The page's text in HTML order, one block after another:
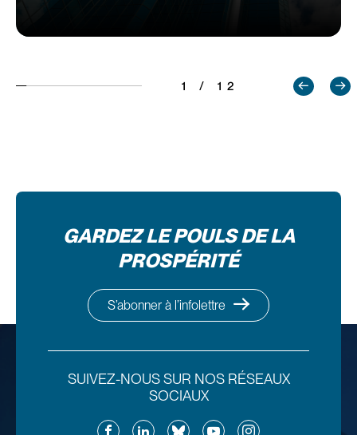
1 / 12
GARDEZ LE POULS DE LA
PROSPÉRITÉ
S’abonner à l’infolettre
SUIVEZ-NOUS SUR NOS RÉSEAUX
SOCIAUX
FacebookLinkedInBlueskyYouTubeInstagram